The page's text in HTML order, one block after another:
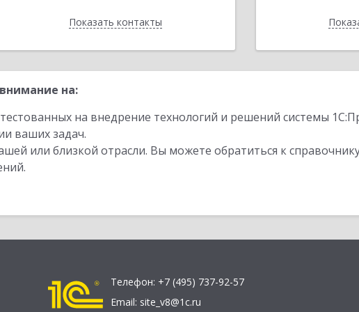
Показать контакты
Назад
на:
на внедрение технологий и решений системы
ваших задач.
или близкой отрасли. Вы можете обратиться к
Телефон: +7 (495) 737-92-57
Email: site_v8@1c.ru